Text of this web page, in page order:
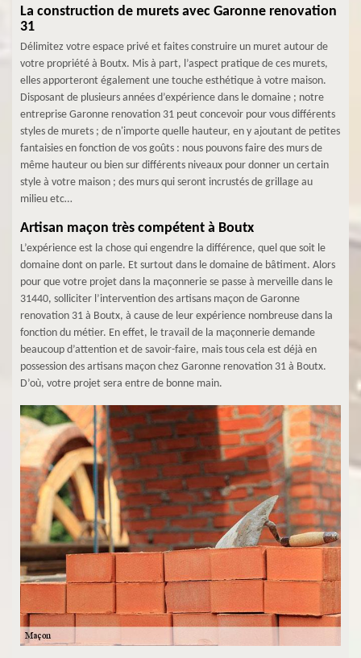
La construction de murets avec Garonne renovation
31
Délimitez votre espace privé et faites construire un muret autour de
votre propriété à Boutx. Mis à part, l’aspect pratique de ces murets,
elles apporteront également une touche esthétique à votre maison.
Disposant de plusieurs années d’expérience dans le domaine ; notre
entreprise Garonne renovation 31 peut concevoir pour vous différents
styles de murets ; de n'importe quelle hauteur, en y ajoutant de petites
fantaisies en fonction de vos goûts : nous pouvons faire des murs de
même hauteur ou bien sur différents niveaux pour donner un certain
style à votre maison ; des murs qui seront incrustés de grillage au
milieu etc…
Artisan maçon très compétent à Boutx
L’expérience est la chose qui engendre la différence, quel que soit le
domaine dont on parle. Et surtout dans le domaine de bâtiment. Alors
pour que votre projet dans la maçonnerie se passe à merveille dans le
31440, solliciter l’intervention des artisans maçon de Garonne
renovation 31 à Boutx, à cause de leur expérience nombreuse dans la
fonction du métier. En effet, le travail de la maçonnerie demande
beaucoup d’attention et de savoir-faire, mais tous cela est déjà en
possession des artisans maçon chez Garonne renovation 31 à Boutx.
D’où, votre projet sera entre de bonne main.